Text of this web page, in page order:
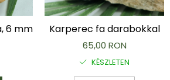
6 mm Karperec fa darabokkal
65,00 RON
KÉSZLETEN